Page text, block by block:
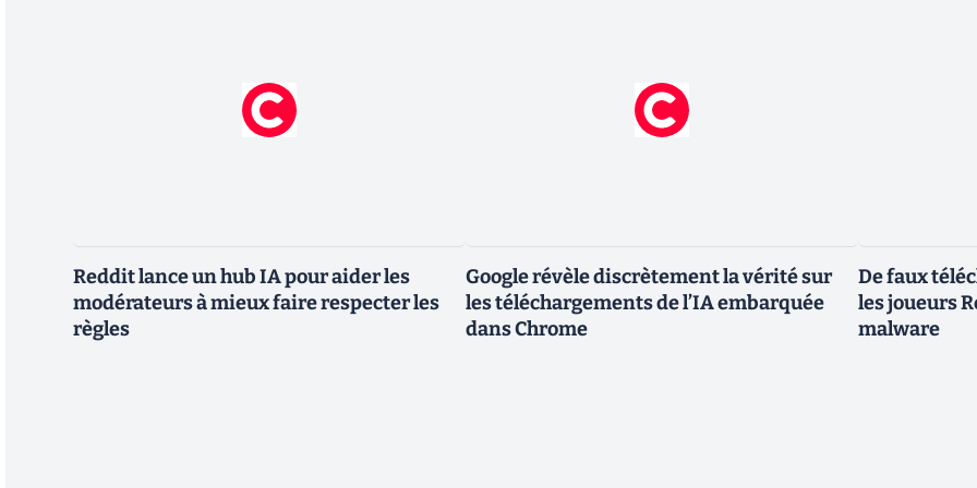
Reddit lance un hub IA pour aider les
modérateurs à mieux faire respecter les
règles
Google révèle discrètement la vérité sur
les téléchargements de l’IA embarquée
dans Chrome
De faux
les joueurs
malware